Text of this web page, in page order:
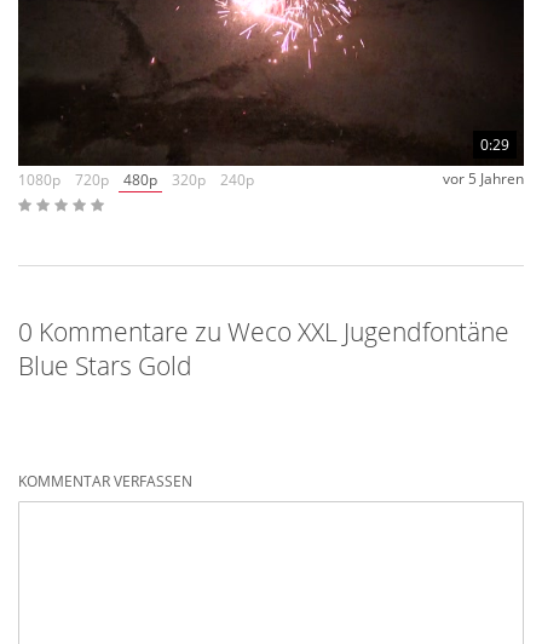
0:29
1080p
720p 480p 320p 240p vor 5 Jahren
0 Kommentare zu Weco XXL Jugendfontäne
Blue Stars Gold
KOMMENTAR VERFASSEN